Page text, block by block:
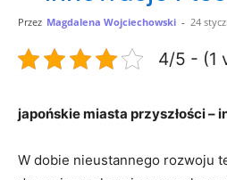
Przez Magdalena Wojciechowski - 24
4/5 - (1
japońskie miasta przyszłości –
W dobie nieustannego rozwoju